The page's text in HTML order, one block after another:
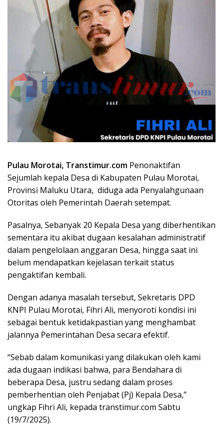
Pulau Morotai, Transtimur.com Penonaktifan
Sejumlah kepala Desa di Kabupaten Pulau Morotai,
Provinsi Maluku Utara, diduga ada Penyalahgunaan
Otoritas oleh Pemerintah Daerah setempat.
Pasalnya, Sebanyak 20 Kepala Desa yang diberhentikan
sementara itu akibat dugaan kesalahan administratif
dalam pengelolaan anggaran Desa, hingga saat ini
belum mendapatkan kejelasan terkait status
pengaktifan kembali.
Dengan adanya masalah tersebut, Sekretaris DPD
KNPI Pulau Morotai, Fihri Ali, menyoroti kondisi ini
sebagai bentuk ketidakpastian yang menghambat
jalannya Pemerintahan Desa secara efektif.
“Sebab dalam komunikasi yang dilakukan oleh kami
ada dugaan indikasi bahwa, para Bendahara di
beberapa Desa, justru sedang dalam proses
pemberhentian oleh Penjabat (Pj) Kepala Desa,”
ungkap Fihri Ali, kepada transtimur.com Sabtu
(19/7/2025).